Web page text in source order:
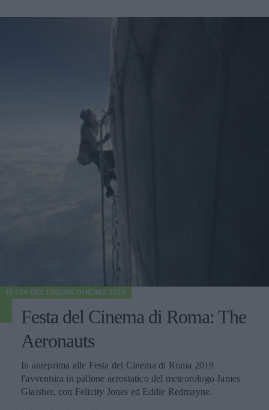
FESTA DEL CINEMA DI ROMA 2019
Festa del Cinema di Roma: The
Aeronauts
In anteprima alle Festa del Cinema di Roma 2019
l'avventura in pallone aerostatico del meteorologo James
Glaisher, con Felicity Jones ed Eddie Redmayne.